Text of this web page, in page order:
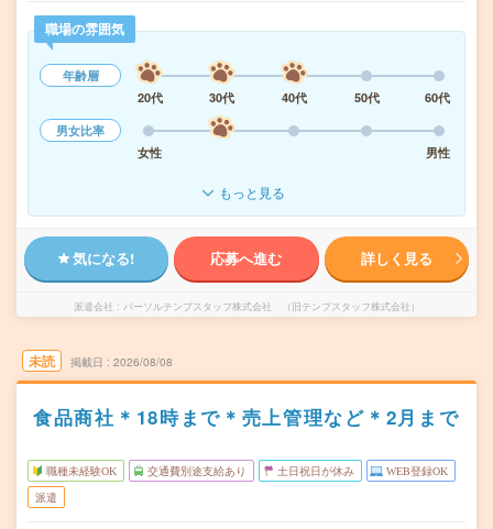
職場の雰囲気
年齢層
20代
30代 40代 50代
60代
男女比率
女性
男性
もっと見る
気になる! 応募へ進む 詳しく見る
派遣会社 パーソルテンプスタッフ株式会社 （旧テンプスタッフ株式会社）
未読 掲載日 2026/08/08
食品商社＊18時まで＊売上管理など＊2月まで
職種未経験OK 交通費別途支給あり 土日祝日が休み WEB登録OK
派遣